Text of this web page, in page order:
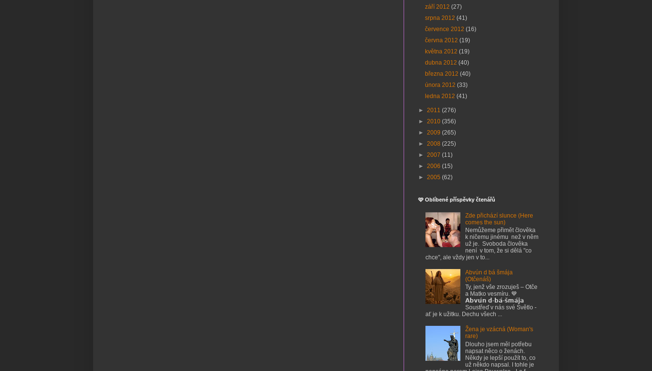
září 2012(27)
srpna 2012(41)
července 2012(16)
června 2012(19)
května 2012(19)
dubna 2012(40)
března 2012(40)
února 2012(33)
ledna 2012(41)
► 2011 (276)
► 2010 (356)
► 2009 (265)
► 2008 (225)
► 2007 (11)
► 2006 (15)
► 2005 (62)
🩷 Oblíbené příspěvky čtenářů
Zde přichází slunce (Here
comes the sun)
Nemůžeme přimět člověka
k ničemu jinému než v něm
už je. Svoboda člověka
není v tom, že si dělá "co
chce", ale vždy jen v to...
Abvún d bá šmája
(Otčenáš)
Ty, jenž vše zrozuješ – Otče
a Matko vesmíru. 💙
𝗔𝗯𝘃𝘂́𝗻 𝗱-𝗯𝗮́-𝘀̌𝗺𝗮́𝗷𝗮
Soustřeď v nás své Světlo -
ať je k užitku. Dechu všech ...
Žena je vzácná (Woman's
rare)
Dlouho jsem měl potřebu
napsat něco o ženách.
Někdy je lepší použít to, co
už někdo napsal. I tohle je